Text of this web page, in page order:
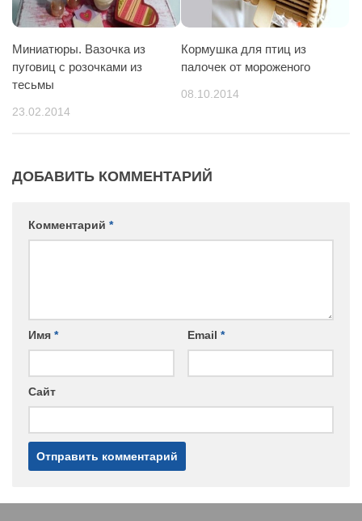
Миниатюры. Вазочка из
пуговиц с розочками из
тесьмы
23.02.2014
Кормушка для птиц из
палочек от мороженого
08.10.2014
ДОБАВИТЬ КОММЕНТАРИЙ
Комментарий *
Имя * Email *
Сайт